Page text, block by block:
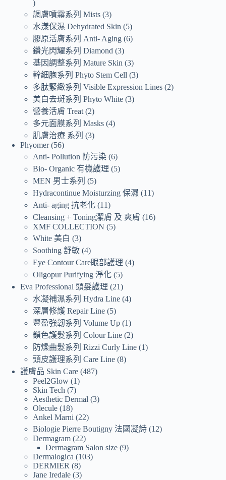
調膚噴霧系列 Mists 3
水漾保濕 Dehydrated Skin
5
膠原活膚系列 Anti- Aging 6
鑽光閃耀系列 Diamond 3
基因調整系列 Mature Skin 3
幹細胞系列 Phyto Stem Cell 3
多肽緊緻系列 Visible Expression Lines 2
美白去斑系列 Phyto White 3
營養活膚 Treat 2
多元面膜系列 Masks 4
肌膚治療 系列
3
Phyomer 56
Anti- Pollution 防污染 6
Bio- Organic 有機護理
5
MEN 男士系列
5
Hydracontinue Moisturzing 保濕
11
Anti- aging 抗老化 11
Cleansing + Toning潔膚 及 爽膚
16
XMF COLLECTION
5
White 美白
3
Soothing 舒敏 4
Eye Contour Care眼部護理 4
Oligopur Purifying 淨化 5
Eva Professional 頭髮護理
21
水凝補濕系列 Hydra Line 4
深層修護 Repair Line 5
豐盈強韌系列 Volume Up 1
鎖色護髮系列 Colour Line 2
防燥曲髮系列 Rizzi Curly Line 1
頭皮護理系列 Care Line 8
護膚品 Skin Care 487
Peel2Glow 1
Skin Tech
7
Aesthetic Dermal 3
Olecule 18
Ankel Marni
22
Biologie Pierre Boutigny 法國凝詩 12
Dermagram 22
Dermagram Salon size 9
Dermalogica
103
DERMIER
8
Jane Iredale 3